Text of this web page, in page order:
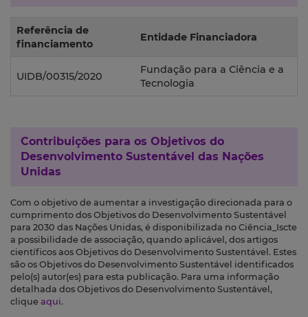
Referência de
financiamento
Entidade Financiadora
UIDB/00315/2020
Fundação para a Ciência e a
Tecnologia
Contribuições para os Objetivos do
Desenvolvimento Sustentável das Nações
Unidas
Com o objetivo de aumentar a investigação direcionada para o
cumprimento dos Objetivos do Desenvolvimento Sustentável
para 2030 das Nações Unidas, é disponibilizada no Ciência_Iscte
a possibilidade de associação, quando aplicável, dos artigos
científicos aos Objetivos do Desenvolvimento Sustentável. Estes
são os Objetivos do Desenvolvimento Sustentável identificados
pelo(s) autor(es) para esta publicação. Para uma informação
detalhada dos Objetivos do Desenvolvimento Sustentável,
clique aqui.